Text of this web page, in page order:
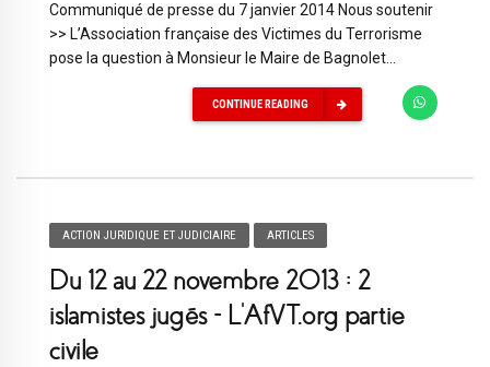
Communiqué de presse du 7 janvier 2014 Nous soutenir
>> L’Association française des Victimes du Terrorisme
pose la question à Monsieur le Maire de Bagnolet...
CONTINUE READING
ACTION JURIDIQUE ET JUDICIAIRE ARTICLES
Du 12 au 22 novembre 2013 : 2
islamistes jugés – L’AfVT.org partie
civile